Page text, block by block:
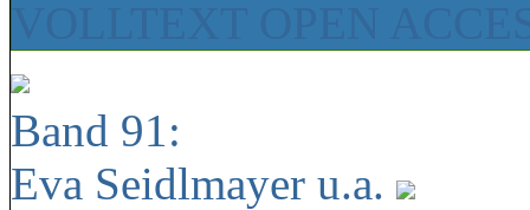
Band 91:
Eva Seidlmayer u.a.